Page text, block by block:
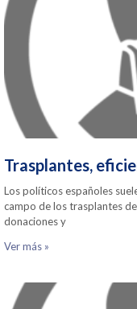
Trasplantes,
Los políticos españoles
campo de los trasplantes
donaciones y
Ver más »